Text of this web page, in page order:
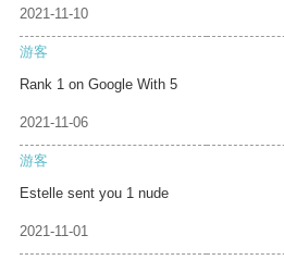
2021-11-10
游客
Rank 1 on Google With 5
2021-11-06
游客
Estelle sent you 1 nude
2021-11-01